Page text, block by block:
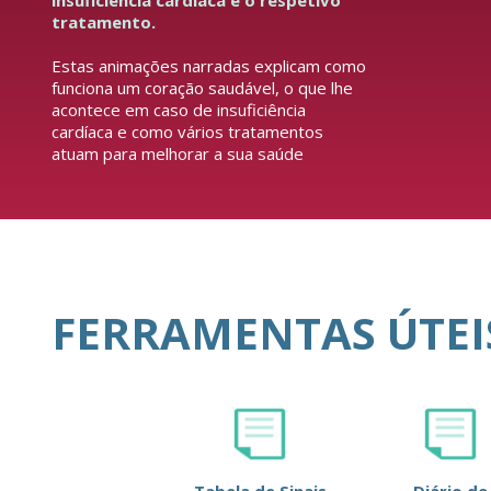
tratamento.
Estas animações narradas explicam como
funciona um coração saudável, o que lhe
acontece em caso de insuficiência
cardíaca e como vários tratamentos
atuam para melhorar a sua saúde
FERRAMENTAS